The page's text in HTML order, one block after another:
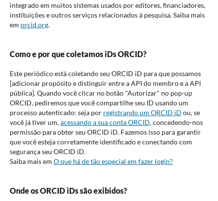
integrado em muitos sistemas usados por editores, financiadores,
instituições e outros serviços relacionados à pesquisa. Saiba mais
em orcid.org.
Como e por que coletamos iDs ORCID?
Este periódico está coletando seu ORCID iD para que possamos
[adicionar propósito e distinguir entre a API do membro e a API
pública]. Quando você clicar no botão "Autorizar" no pop-up
ORCID, pediremos que você compartilhe seu ID usando um
processo autenticado: seja por registrando um ORCID iD ou, se
você já tiver um,acessando a sua conta ORCID, concedendo-nos
permissão para obter seu ORCID iD. Fazemos isso para garantir
que você esteja corretamente identificado e conectando com
segurança seu ORCID iD.
Saiba mais em O que há de tão especial em fazer login?
Onde os ORCID iDs são exibidos?